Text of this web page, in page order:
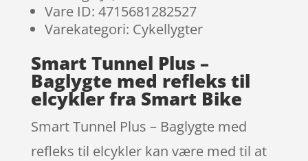
Vare ID: 4715681282527
Varekategori: Cykellygter
Smart Tunnel Plus –
Baglygte med refleks til
elcykler fra Smart Bike
Smart Tunnel Plus – Baglygte med
refleks til elcykler kan være med til at